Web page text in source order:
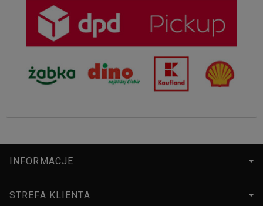
INFORMACJE
STREFA KLIENTA